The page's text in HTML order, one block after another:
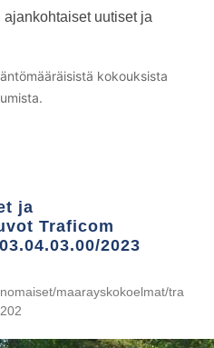
uutiset ja
kokouksista
ja
Traficom
2023
maarayskokoelmat/tra